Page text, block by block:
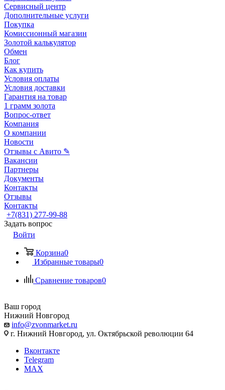
Сервисный центр
Дополнительные услуги
Покупка
Комиссионный магазин
Золотой калькулятор
Обмен
Блог
Как купить
Условия оплаты
Условия доставки
Гарантия на товар
1 грамм золота
Вопрос-ответ
Компания
О компании
Новости
Отзывы с Авито ✎
Вакансии
Партнеры
Документы
Контакты
Отзывы
Контакты
+7(831) 277-99-88
Задать вопрос
Войти
Корзина0
Избранные товары0
Сравнение товаров0
Ваш город
Нижний Новгород
info@zvonmarket.ru
г. Нижний Новгород, ул. Октябрьской революции 64
Вконтакте
Telegram
MAX